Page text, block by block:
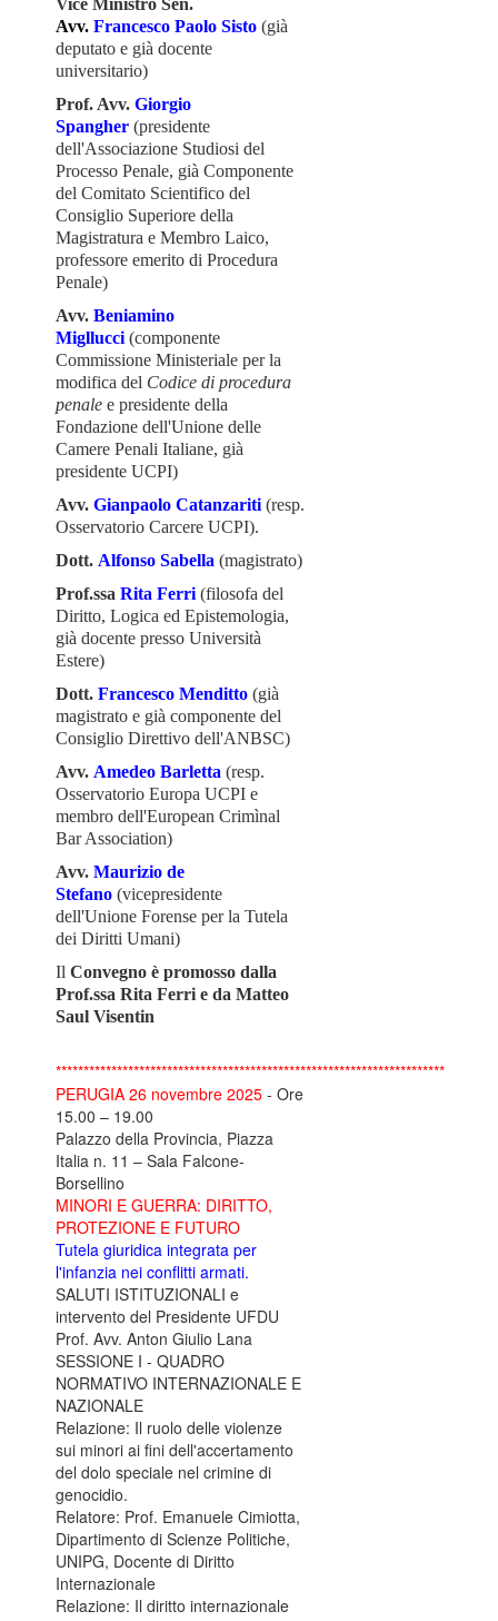
Vice Ministro Sen.
Avv. Francesco Paolo Sisto (già
deputato e già docente
universitario)
Prof. Avv. Giorgio
Spangher (presidente
dell'Associazione Studiosi del
Processo Penale, già Componente
del Comitato Scientifico del
Consiglio Superiore della
Magistratura e Membro Laico,
professore emerito di Procedura
Penale)
Avv. Beniamino
Migllucci (componente
Commissione Ministeriale per la
modifica del Codice di procedura
penale e presidente della
Fondazione dell'Unione delle
Camere Penali Italiane, già
presidente UCPI)
Avv. Gianpaolo Catanzariti (resp.
Osservatorio Carcere UCPI).
Dott. Alfonso Sabella (magistrato)
Prof.ssa Rita Ferri (filosofa del
Diritto, Logica ed Epistemologia,
già docente presso Università
Estere)
Dott. Francesco Menditto (già
magistrato e già componente del
Consiglio Direttivo dell'ANBSC)
Avv. Amedeo Barletta (resp.
Osservatorio Europa UCPI e
membro dell'European Crimìnal
Bar Association)
Avv. Maurizio de
Stefano (vicepresidente
dell'Unione Forense per la Tutela
dei Diritti Umani)
Il Convegno è promosso dalla
Prof.ssa Rita Ferri e da Matteo
Saul Visentin
**********************************************************************
PERUGIA 26 novembre 2025 - Ore
15.00 – 19.00
Palazzo della Provincia, Piazza
Italia n. 11 – Sala Falcone-
Borsellino
MINORI E GUERRA: DIRITTO,
PROTEZIONE E FUTURO
Tutela giuridica integrata per
l'infanzia nei conflitti armati.
SALUTI ISTITUZIONALI e
intervento del Presidente UFDU
Prof. Avv. Anton Giulio Lana
SESSIONE I - QUADRO
NORMATIVO INTERNAZIONALE E
NAZIONALE
Relazione: Il ruolo delle violenze
sui minori ai fini dell'accertamento
del dolo speciale nel crimine di
genocidio.
Relatore: Prof. Emanuele Cimiotta,
Dipartimento di Scienze Politiche,
UNIPG, Docente di Diritto
Internazionale
Relazione: Il diritto internazionale